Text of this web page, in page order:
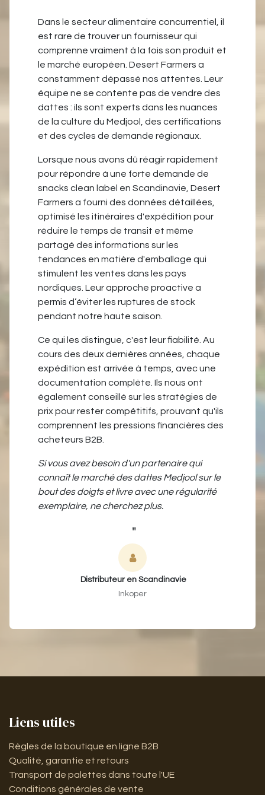
Dans le secteur alimentaire concurrentiel, il
est rare de trouver un fournisseur qui
comprenne vraiment à la fois son produit et
le marché européen. Desert Farmers a
constamment dépassé nos attentes. Leur
équipe ne se contente pas de vendre des
dattes : ils sont experts dans les nuances
de la culture du Medjool, des certifications
et des cycles de demande régionaux.
Lorsque nous avons dû réagir rapidement
pour répondre à une forte demande de
snacks clean label en Scandinavie, Desert
Farmers a fourni des données détaillées,
optimisé les itinéraires d'expédition pour
réduire le temps de transit et même
partagé des informations sur les
tendances en matière d'emballage qui
stimulent les ventes dans les pays
nordiques. Leur approche proactive a
permis d’éviter les ruptures de stock
pendant notre haute saison.
Ce qui les distingue, c'est leur fiabilité. Au
cours des deux dernières années, chaque
expédition est arrivée à temps, avec une
documentation complète. Ils nous ont
également conseillé sur les stratégies de
prix pour rester compétitifs, prouvant qu'ils
comprennent les pressions financières des
acheteurs B2B.
Si vous avez besoin d'un partenaire qui
connaît le marché des dattes Medjool sur le
bout des doigts et livre avec une régularité
exemplaire, ne cherchez plus.
"
Distributeur en Scandinavie
Inkoper
Liens utiles
Règles de la boutique en ligne B2B
Qualité, garantie et retours
Transport de palettes dans toute l'UE
Conditions générales de vente